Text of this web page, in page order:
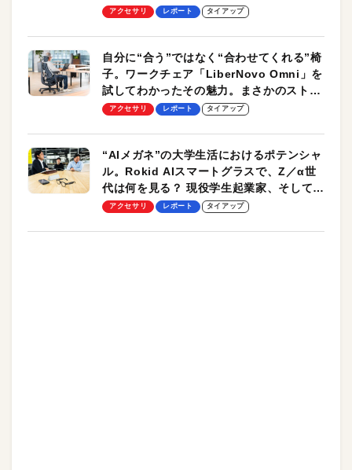
却プレート、シンプルな操作性がグッド！
アクセサリ レポート タイアップ
自分に“合う”ではなく“合わせてくれる”椅
子。ワークチェア「LiberNovo Omni」を
試してわかったその魅力。まさかのストレ
ッチ機能も搭載
アクセサリ レポート タイアップ
“AIメガネ”の大学生活におけるポテンシャ
ル。Rokid AIスマートグラスで、Z／α世
代は何を見る？ 現役学生起業家、そして教
授による体験会レポート【PR】
アクセサリ レポート タイアップ